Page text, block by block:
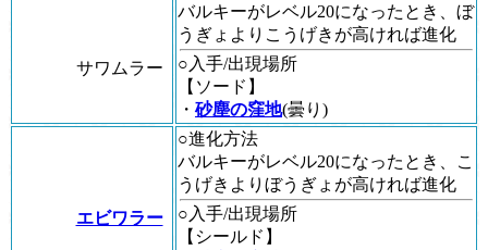
サワムラー
バルキーがレベル20になったとき、ぼ
うぎょよりこうげきが高ければ進化
○入手/出現場所
【ソード】
・ 砂塵の窪地(曇り)
エビワラー
○進化方法
バルキーがレベル20になったとき、こ
うげきよりぼうぎょが高ければ進化
○入手/出現場所
【シールド】